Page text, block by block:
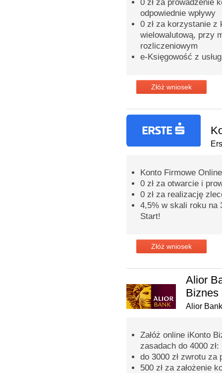
0 zł za prowadzenie
odpowiednie wpływy
0 zł za korzystanie
wielowalutową, przy
rozliczeniowym
e-Księgowość z
Złóż wniosek
Konto Firmowe Online
0 zł za otwarcie i
0 zł za realizację
4,5% w skali roku na
Start!
Złóż wniosek
Alior
Biznes
Alior Bank
Załóż online iKonto
zasadach do 4000 zł:
do 3000 zł zwrotu za
500 zł za założenie